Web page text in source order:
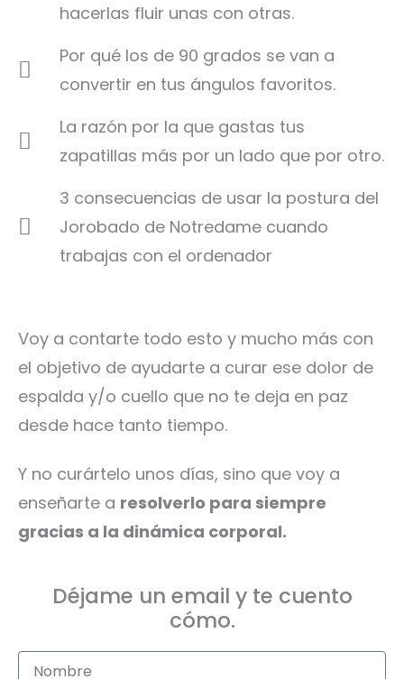
hacerlas fluir unas con otras.
Por qué los de 90 grados se van a
convertir en tus ángulos favoritos.
La razón por la que gastas tus
zapatillas más por un lado que por otro.
3 consecuencias de usar la postura del
Jorobado de Notredame cuando
trabajas con el ordenador
Voy a contarte todo esto y mucho más con
el objetivo de ayudarte a curar ese dolor de
espalda y/o cuello que no te deja en paz
desde hace tanto tiempo.
Y no curártelo unos días, sino que voy a
enseñarte a resolverlo para siempre
gracias a la dinámica corporal.
Déjame un email y te cuento
cómo.
N